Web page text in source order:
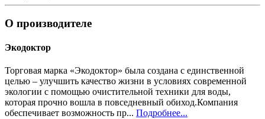
О производителе
Экодоктор
Торговая марка «Экодоктор» была создана с единственной
целью – улучшить качество жизни в условиях современной
экологии с помощью очистительной техники для воды,
которая прочно вошла в повседневный обиход.Компания
обеспечивает возможность пр... Подробнее...